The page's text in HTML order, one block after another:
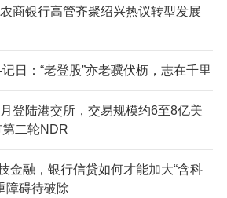
商银行高管齐聚绍兴热议转型发展
日：“老登股”亦老骥伏枥，志在千里
登陆港交所，交易规模约6至8亿美
二轮NDR
金融，银行信贷如何才能加大“含科
障碍待破除